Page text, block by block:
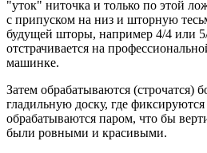
"уток" ниточка и только по этой
с припуском на низ и шторную
будущей шторы, например 4/4 или 5/
отстрачивается на
машинке.
Затем обрабатываются (строчатся)
гладильную доску, где
обрабатываются паром, что бы
были ровными и красивыми.